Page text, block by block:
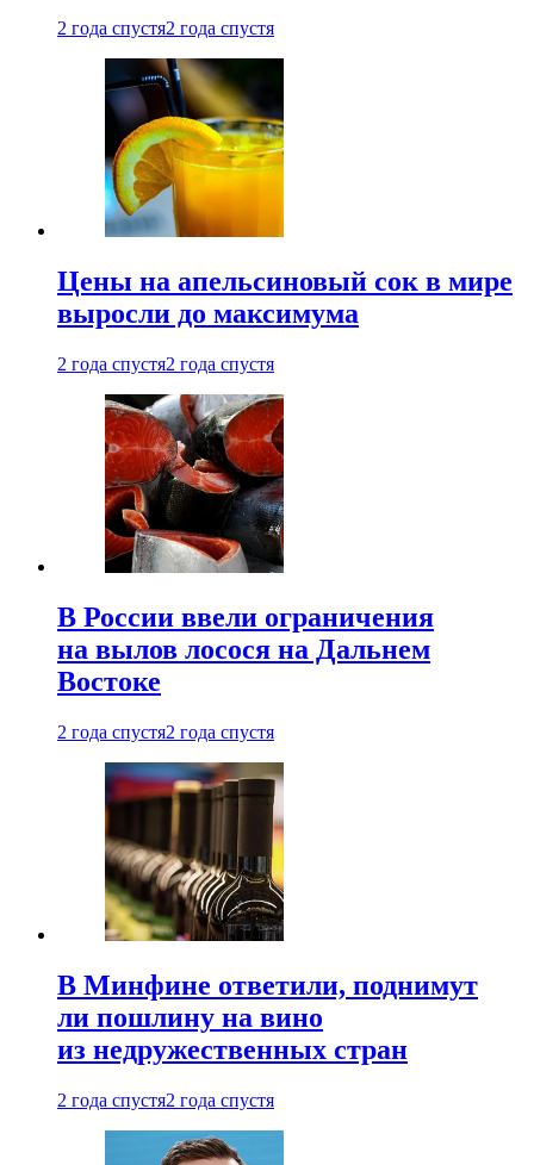
2 года спустя2 года спустя
Цены на апельсиновый сок в мире
выросли до максимума
2 года спустя2 года спустя
В России ввели ограничения
на вылов лосося на Дальнем
Востоке
2 года спустя2 года спустя
В Минфине ответили, поднимут
ли пошлину на вино
из недружественных стран
2 года спустя2 года спустя